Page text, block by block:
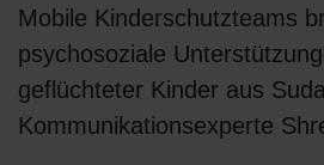
Mobile Kinderschutzteams
psychosoziale
geflüchteter Kinder aus
Kommunikationsexperte